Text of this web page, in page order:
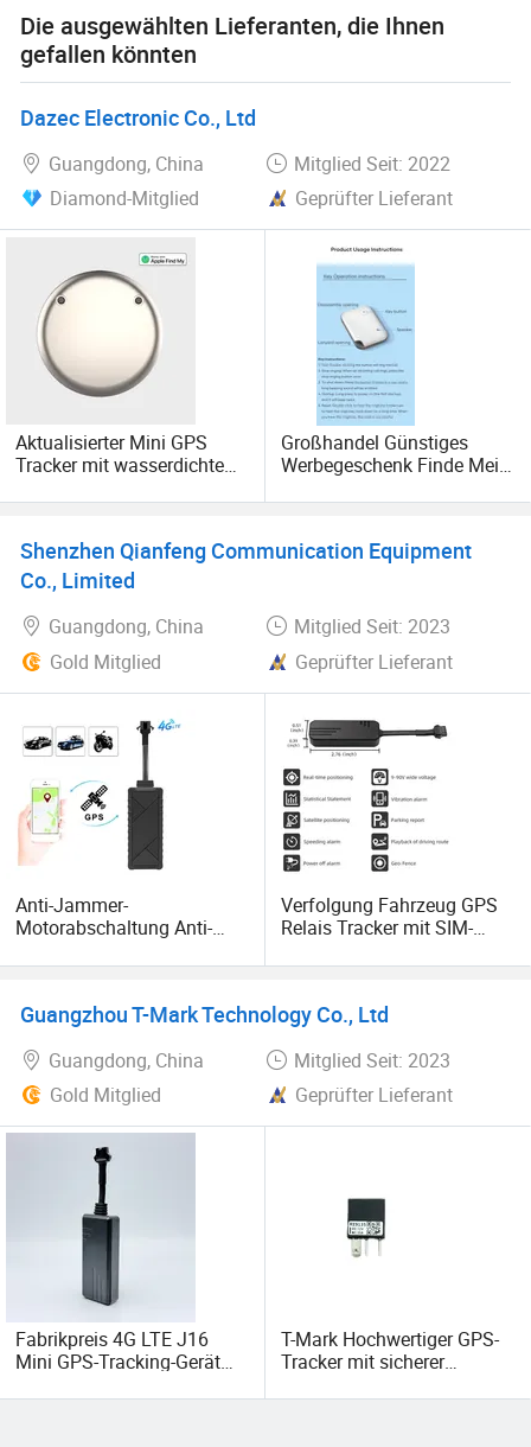
und etc
Die ausgewählten Lieferanten, die Ihnen
gefallen könnten
Dazec Electronic Co., Ltd
Guangdong, China
Mitglied Seit: 2022
Diamond-Mitglied
Geprüfter Lieferant
Aktualisierter Mini GPS
Tracker mit wasserdichtem
Magneten,
langer Batterielebensdauer
Großhandel Günstiges
Werbegeschenk Finde Mein
Gepäckanhänger GPS-
Shenzhen Qianfeng Communication Equipment
Co., Limited
Guangdong, China
Mitglied Seit: 2023
Gold Mitglied
Geprüfter Lieferant
Anti-Jammer-
Motorabschaltung Anti-
4G QS111r
Verfolgung Fahrzeug GPS
Relais Tracker mit SIM-
Guangzhou T-Mark Technology Co., Ltd
Guangdong, China
Mitglied Seit: 2023
Gold Mitglied
Geprüfter Lieferant
Fabrikpreis 4G LTE J16
Mini GPS-Tracking-Gerät
Tracker mit
T-Mark Hochwertiger GPS-
Tracker mit sicherer
RF-Relais